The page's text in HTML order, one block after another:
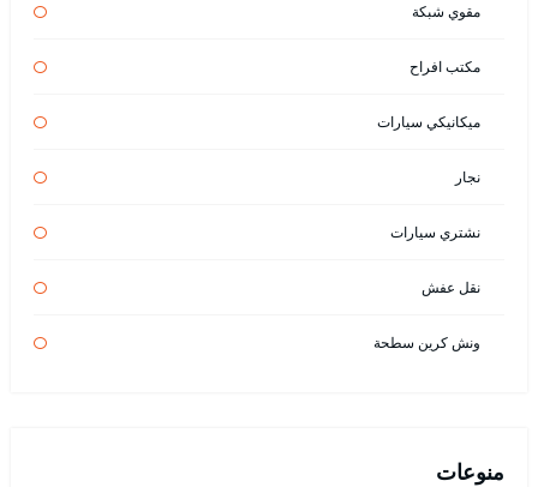
مقوي شبكة
مكتب افراح
ميكانيكي سيارات
نجار
نشتري سيارات
نقل عفش
ونش كرين سطحة
منوعات